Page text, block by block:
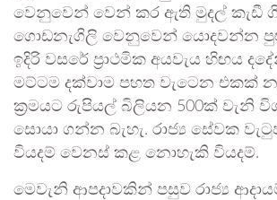
වෙනුවෙන් වෙන් කර ඇති මුදල් කැඩී
ගොඩනැගිලි වෙනුවෙන් යොදවන්න
ඉදිරි වසරේ ප්‍රාථමික අයවැය හිඟය
මට්ටම දක්වාම පහත වැටෙන එකක්
ක්‍රමයට රුපියල් බිලියන 500ක් වැනි
සොයා ගන්න බැහැ. රාජ්‍ය සේවක
වියදම් වෙනස් කළ නොහැකි වියදම්.
මෙවැනි ආපදාවකින් පසුව රාජ්‍ය